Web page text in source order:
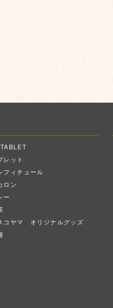
レット
フィチュール
ロン
ー
コヤマ オリジナルグッズ